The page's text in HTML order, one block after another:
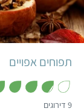
קל
שעה
תפוחים אפויים
9 דירוגים